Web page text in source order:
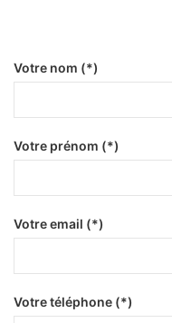
Votre nom (*)
Votre prénom (*)
Votre email (*)
Votre téléphone (*)